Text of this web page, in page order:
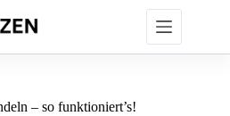
– so funktioniert’s!